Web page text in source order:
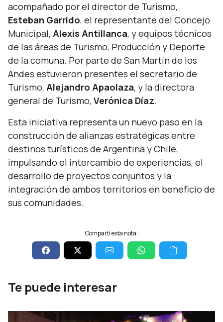
acompañado por el director de Turismo,
Esteban Garrido, el representante del Concejo
Municipal, Alexis Antillanca, y equipos técnicos
de las áreas de Turismo, Producción y Deporte
de la comuna. Por parte de San Martín de los
Andes estuvieron presentes el secretario de
Turismo, Alejandro Apaolaza, y la directora
general de Turismo, Verónica Díaz.
Esta iniciativa representa un nuevo paso en la
construcción de alianzas estratégicas entre
destinos turísticos de Argentina y Chile,
impulsando el intercambio de experiencias, el
desarrollo de proyectos conjuntos y la
integración de ambos territorios en beneficio de
sus comunidades.
Compartí esta nota:
Te puede interesar